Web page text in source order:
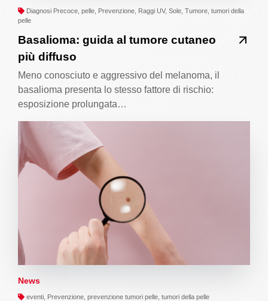
Diagnosi Precoce, pelle, Prevenzione, Raggi UV, Sole, Tumore, tumori della
pelle
Basalioma: guida al tumore cutaneo
più diffuso
Meno conosciuto e aggressivo del melanoma, il
basalioma presenta lo stesso fattore di rischio:
esposizione prolungata…
News
eventi, Prevenzione, prevenzione tumori pelle, tumori della pelle